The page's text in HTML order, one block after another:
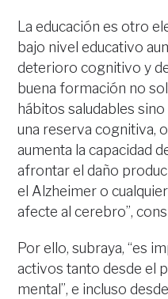
La educación es otro
bajo nivel educativo
deterioro cognitivo y
buena formación no
hábitos saludables
una reserva cognitiva,
aumenta la capacidad
afrontar el daño
el Alzheimer o
afecte al cerebro”,
Por ello, subraya, “es
activos tanto desde el
mental”, e incluso